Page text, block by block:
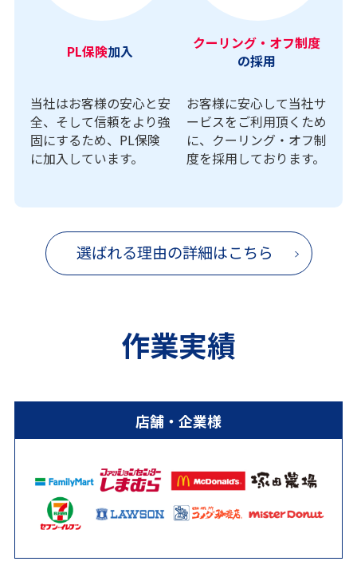
PL保険加入
当社はお客様の安心と安
全、そして信頼をより強
固にするため、PL保険
に加入しています。
クーリング・オフ制度
の採用
お客様に安心して当社サ
ービスをご利用頂くため
に、クーリング・オフ制
度を採用しております。
選ばれる理由の詳細はこちら
作業実績
店舗・企業様